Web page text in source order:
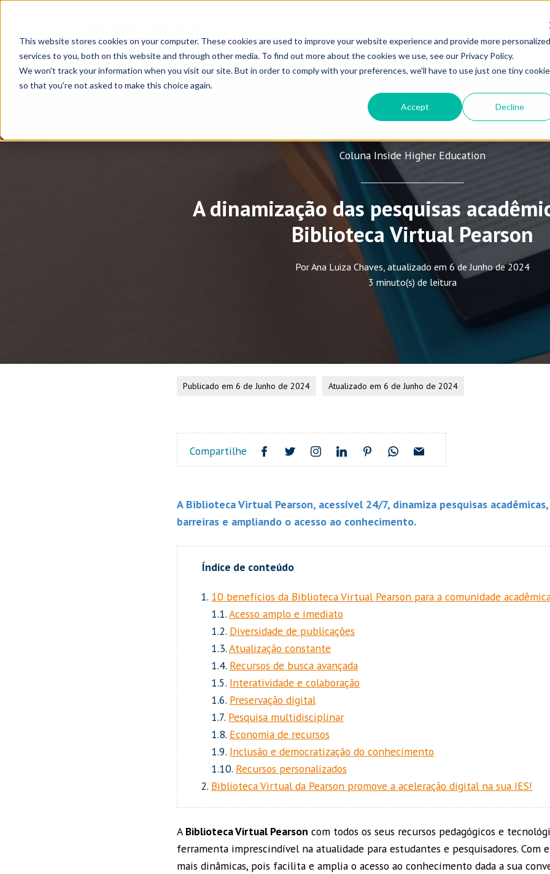
This website stores cookies on your computer. These cookies are used to improve your website experience and provide more personalized
services to you, both on this website and through other media. To find out more about the cookies we use, see our Privacy Policy.
We won't track your information when you visit our site. But in order to comply with your preferences, we'll have to use just one tiny cookie
so that you're not asked to make this choice again.
Accept Decline
VOLTA ÀS AULAS 2026 E-COMMERCE CONTATO
Coluna Inside Higher Education
A dinamização das pesquisas
Biblioteca Virtual Pearson
Por Ana Luiza Chaves, atualizado em 6 de Junho de 2024
3 minuto(s) de leitura
Publicado em 6 de Junho de 2024 Atualizado em 6 de Junho de 2024
Compartilhe
A Biblioteca Virtual Pearson, acessível 24/7, dinamiza pesquisas
barreiras e ampliando o acesso ao conhecimento.
10 benefícios da Biblioteca Virtual Pearson para a comunidade
1.1.Acesso amplo e imediato
1.2. Diversidade de publicações
1.3.Atualização constante
1.4. Recursos de busca avançada
1.5. Interatividade e colaboração
1.6. Preservação digital
1.7. Pesquisa multidisciplinar
1.8. Economia de recursos
1.9. Inclusão e democratização do conhecimento
1.10. Recursos personalizados
Biblioteca Virtual da Pearson promove a aceleração digital na sua IES!
A Biblioteca Virtual Pearson com todos os seus recursos pedagógicos e
ferramenta imprescindível na atualidade para estudantes e pesquisadores. Com
mais dinâmicas, pois facilita e amplia o acesso ao conhecimento dada a sua